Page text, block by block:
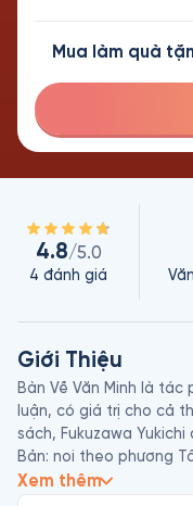
Mua làm quà
4.8/5.0
4 đánh giá
Giới Thiệu
Bàn Về Văn Minh là
luận, có giá trị cho cả
sách, Fukuzawa
Bản: noi theo phương
đồng thời phải nhìn
Xem thêm